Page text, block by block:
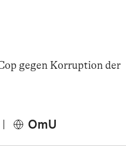
gegen Korruption der
OmU